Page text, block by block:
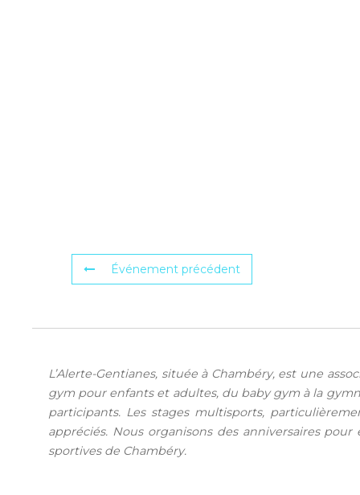
Événement précédent
L’Alerte-Gentianes, située à Chambéry, est une
gym pour enfants et adultes, du baby gym à la
participants. Les stages multisports,
appréciés. Nous organisons des anniversaires
sportives de Chambéry.